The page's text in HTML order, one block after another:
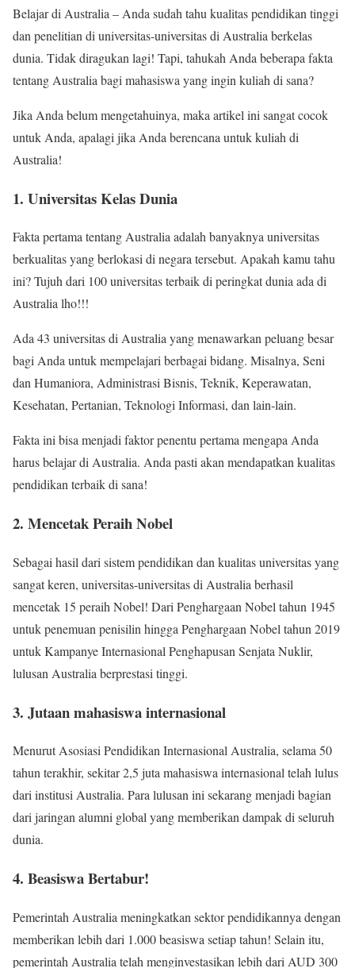
Belajar di Australia – Anda sudah tahu kualitas pendidikan tinggi
dan penelitian di universitas-universitas di Australia berkelas
dunia. Tidak diragukan lagi! Tapi, tahukah Anda beberapa fakta
tentang Australia bagi mahasiswa yang ingin kuliah di sana?
Jika Anda belum mengetahuinya, maka artikel ini sangat cocok
untuk Anda, apalagi jika Anda berencana untuk kuliah di
Australia!
1. Universitas Kelas Dunia
Fakta pertama tentang Australia adalah banyaknya universitas
berkualitas yang berlokasi di negara tersebut. Apakah kamu tahu
ini? Tujuh dari 100 universitas terbaik di peringkat dunia ada di
Australia lho!!!
Ada 43 universitas di Australia yang menawarkan peluang besar
bagi Anda untuk mempelajari berbagai bidang. Misalnya, Seni
dan Humaniora, Administrasi Bisnis, Teknik, Keperawatan,
Kesehatan, Pertanian, Teknologi Informasi, dan lain-lain.
Fakta ini bisa menjadi faktor penentu pertama mengapa Anda
harus belajar di Australia. Anda pasti akan mendapatkan kualitas
pendidikan terbaik di sana!
2. Mencetak Peraih Nobel
Sebagai hasil dari sistem pendidikan dan kualitas universitas yang
sangat keren, universitas-universitas di Australia berhasil
mencetak 15 peraih Nobel! Dari Penghargaan Nobel tahun 1945
untuk penemuan penisilin hingga Penghargaan Nobel tahun 2019
untuk Kampanye Internasional Penghapusan Senjata Nuklir,
lulusan Australia berprestasi tinggi.
3. Jutaan mahasiswa internasional
Menurut Asosiasi Pendidikan Internasional Australia, selama 50
tahun terakhir, sekitar 2,5 juta mahasiswa internasional telah lulus
dari institusi Australia. Para lulusan ini sekarang menjadi bagian
dari jaringan alumni global yang memberikan dampak di seluruh
dunia.
4. Beasiswa Bertabur!
Pemerintah Australia meningkatkan sektor pendidikannya dengan
memberikan lebih dari 1.000 beasiswa setiap tahun! Selain itu,
pemerintah Australia telah menginvestasikan lebih dari AUD 300